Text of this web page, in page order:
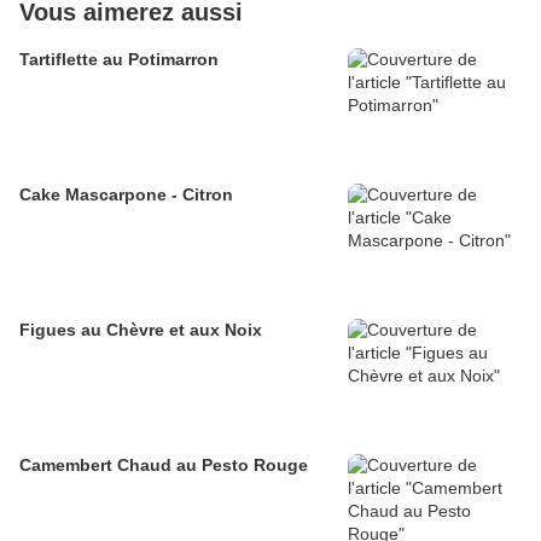
Vous aimerez aussi
Tartiflette au Potimarron
Cake Mascarpone - Citron
Figues au Chèvre et aux Noix
Camembert Chaud au Pesto Rouge